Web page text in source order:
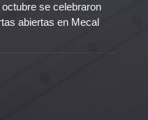
se celebraron
abiertas en Mecal